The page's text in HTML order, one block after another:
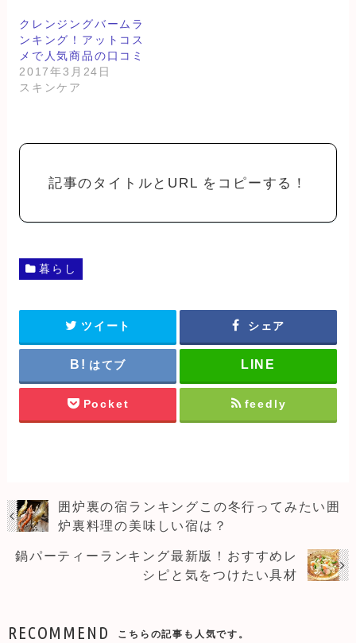
クレンジングバームラ
ンキング！アットコス
メで人気商品の口コミ
2017年3月24日
スキンケア
記事のタイトルとURL をコピーする！
暮らし
ツイート シェア
はてブ
Pocket feedly
囲炉裏の宿ランキングこの冬行ってみたい囲
炉裏料理の美味しい宿は？
鍋パーティーランキング最新版！おすすめレ
シピと気をつけたい具材
RECOMMEND こちらの記事も人気です。